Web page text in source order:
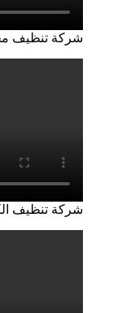
شركة تنظيف
شركة تنظيف